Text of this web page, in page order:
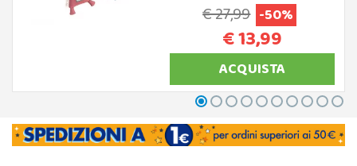
€ 27,99 -50%
€ 13,99
ACQUISTA